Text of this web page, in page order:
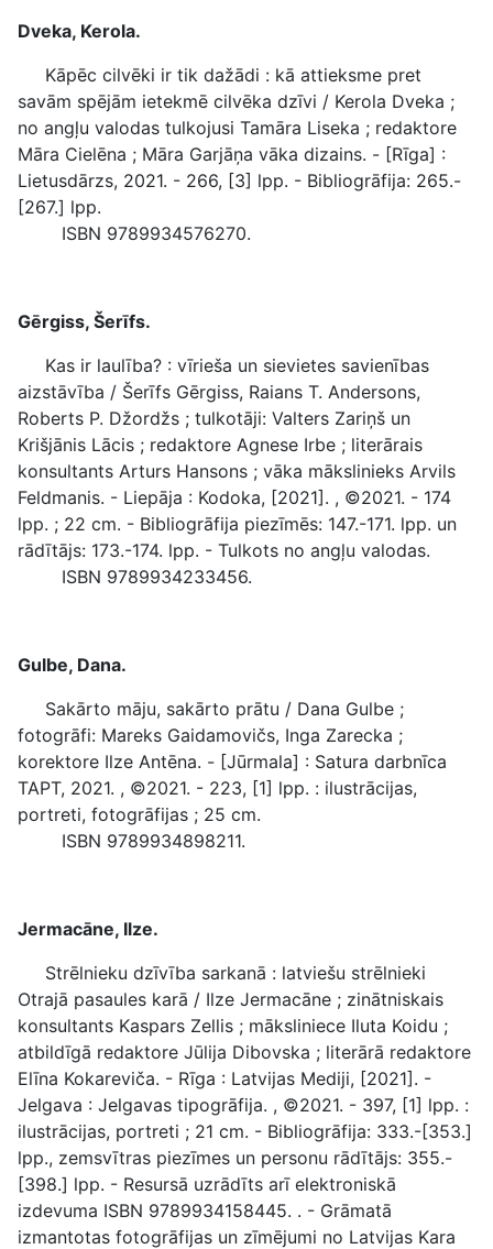
Dveka, Kerola.
Kāpēc cilvēki ir tik dažādi : kā attieksme pret
savām spējām ietekmē cilvēka dzīvi / Kerola Dveka ;
no angļu valodas tulkojusi Tamāra Liseka ; redaktore
Māra Cielēna ; Māra Garjāņa vāka dizains. - [Rīga] :
Lietusdārzs, 2021. - 266, [3] lpp. - Bibliogrāfija: 265.-
[267.] lpp.
ISBN 9789934576270.
Gērgiss, Šerīfs.
Kas ir laulība? : vīrieša un sievietes savienības
aizstāvība / Šerīfs Gērgiss, Raians T. Andersons,
Roberts P. Džordžs ; tulkotāji: Valters Zariņš un
Krišjānis Lācis ; redaktore Agnese Irbe ; literārais
konsultants Arturs Hansons ; vāka mākslinieks Arvils
Feldmanis. - Liepāja : Kodoka, [2021]. , ©2021. - 174
lpp. ; 22 cm. - Bibliogrāfija piezīmēs: 147.-171. lpp. un
rādītājs: 173.-174. lpp. - Tulkots no angļu valodas.
ISBN 9789934233456.
Gulbe, Dana.
Sakārto māju, sakārto prātu / Dana Gulbe ;
fotogrāfi: Mareks Gaidamovičs, Inga Zarecka ;
korektore Ilze Antēna. - [Jūrmala] : Satura darbnīca
TAPT, 2021. , ©2021. - 223, [1] lpp. : ilustrācijas,
portreti, fotogrāfijas ; 25 cm.
ISBN 9789934898211.
Jermacāne, Ilze.
Strēlnieku dzīvība sarkanā : latviešu strēlnieki
Otrajā pasaules karā / Ilze Jermacāne ; zinātniskais
konsultants Kaspars Zellis ; māksliniece Iluta Koidu ;
atbildīgā redaktore Jūlija Dibovska ; literārā redaktore
Elīna Kokareviča. - Rīga : Latvijas Mediji, [2021]. -
Jelgava : Jelgavas tipogrāfija. , ©2021. - 397, [1] lpp. :
ilustrācijas, portreti ; 21 cm. - Bibliogrāfija: 333.-[353.]
lpp., zemsvītras piezīmes un personu rādītājs: 355.-
[398.] lpp. - Resursā uzrādīts arī elektroniskā
izdevuma ISBN 9789934158445. . - Grāmatā
izmantotas fotogrāfijas un zīmējumi no Latvijas Kara